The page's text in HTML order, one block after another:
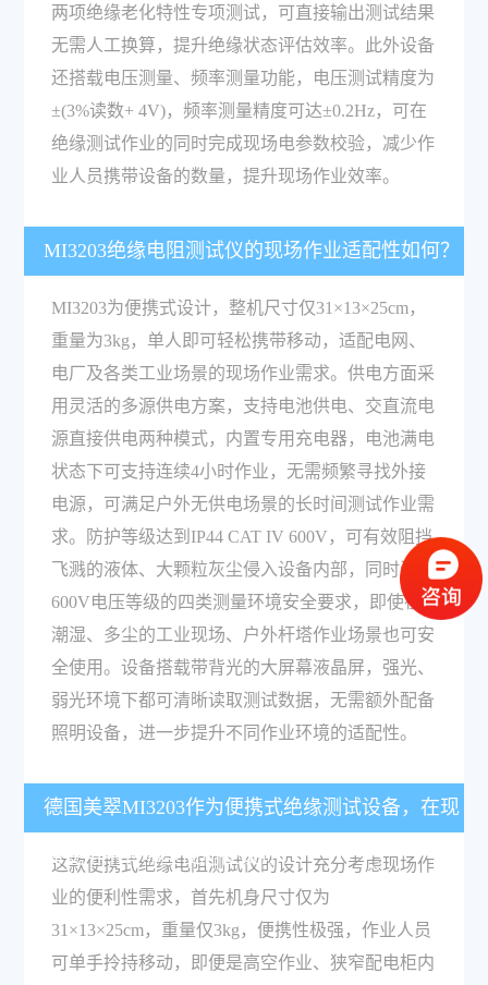
两项绝缘老化特性专项测试，可直接输出测试结果
无需人工换算，提升绝缘状态评估效率。此外设备
还搭载电压测量、频率测量功能，电压测试精度为
±(3%读数+ 4V)，频率测量精度可达±0.2Hz，可在
绝缘测试作业的同时完成现场电参数校验，减少作
业人员携带设备的数量，提升现场作业效率。
MI3203绝缘电阻测试仪的现场作业适配性如何？
MI3203为便携式设计，整机尺寸仅31×13×25cm，
重量为3kg，单人即可轻松携带移动，适配电网、
电厂及各类工业场景的现场作业需求。供电方面采
用灵活的多源供电方案，支持电池供电、交直流电
源直接供电两种模式，内置专用充电器，电池满电
状态下可支持连续4小时作业，无需频繁寻找外接
电源，可满足户外无供电场景的长时间测试作业需
求。防护等级达到IP44 CAT IV 600V，可有效阻挡
飞溅的液体、大颗粒灰尘侵入设备内部，同时满足
600V电压等级的四类测量环境安全要求，即使在
潮湿、多尘的工业现场、户外杆塔作业场景也可安
全使用。设备搭载带背光的大屏幕液晶屏，强光、
弱光环境下都可清晰读取测试数据，无需额外配备
照明设备，进一步提升不同作业环境的适配性。
德国美翠MI3203作为便携式绝缘测试设备，在现
场使用中有哪些便利性设计？
这款便携式绝缘电阻测试仪的设计充分考虑现场作
业的便利性需求，首先机身尺寸仅为
31×13×25cm，重量仅3kg，便携性极强，作业人员
可单手拎持移动，即便是高空作业、狭窄配电柜内